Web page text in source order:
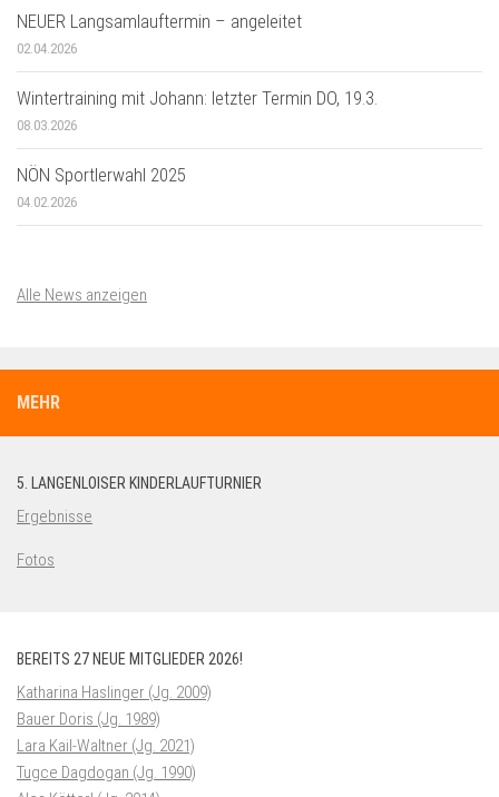
NEUER Langsamlauftermin – angeleitet
02.04.2026
Wintertraining mit Johann: letzter Termin DO, 19.3.
08.03.2026
NÖN Sportlerwahl 2025
04.02.2026
Alle News anzeigen
MEHR
5. LANGENLOISER KINDERLAUFTURNIER
Ergebnisse
Fotos
BEREITS 27 NEUE MITGLIEDER 2026!
Katharina Haslinger (Jg. 2009)
Bauer Doris (Jg. 1989)
Lara Kail-Waltner (Jg. 2021)
Tugce Dagdogan (Jg. 1990)